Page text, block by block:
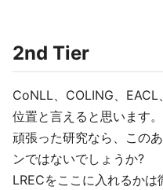
2nd Tier
CoNLL、COLING、
位置と言えると思います。
頑張った研究なら、この
ンではないでしょうか?
LRECをここに入れるか